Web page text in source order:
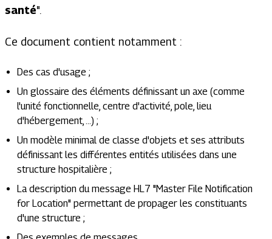
santé".
Ce document contient notamment :
Des cas d'usage ;
Un glossaire des éléments définissant un axe (comme
l'unité fonctionnelle, centre d'activité, pole, lieu
d'hébergement, ...) ;
Un modèle minimal de classe d'objets et ses attributs
définissant les différentes entités utilisées dans une
structure hospitalière ;
La description du message HL7 "Master File Notification
for Location" permettant de propager les constituants
d'une structure ;